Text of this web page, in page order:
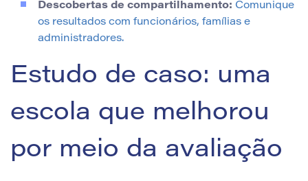
Descobertas de compartilhamento: Comunique
os resultados com funcionários, famílias e
administradores.
Estudo de caso: uma
escola que melhorou
por meio da avaliação